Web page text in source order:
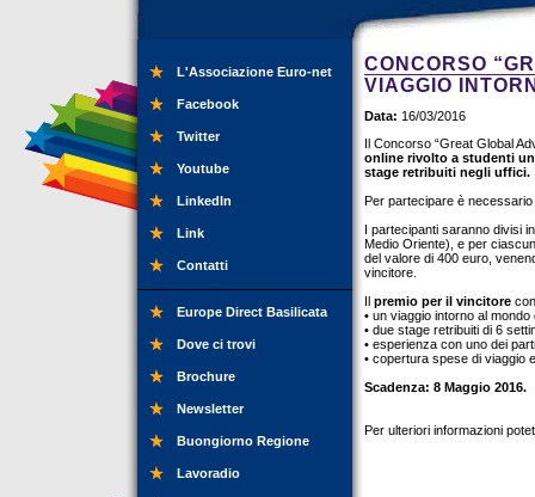
L'Associazione Euro-net
Facebook
Twitter
Youtube
LinkedIn
Link
Contatti
Europe Direct Basilicata
Dove ci trovi
Brochure
Newsletter
Buongiorno Regione
Lavoradio
CONCORSO
VIAGGIO
Data: 16/03/2016
Il Concorso “Great Global
online rivolto a studenti
stage retribuiti negli uffici.
Per partecipare è
I partecipanti saranno divisi
Medio Oriente), e per
del valore di 400 euro,
vincitore.
Il premio per il vincitore
• un viaggio intorno al
• due stage retribuiti di 6
• esperienza con uno dei
• copertura spese di viaggio
Scadenza: 8 Maggio 2016.
Per ulteriori informazioni